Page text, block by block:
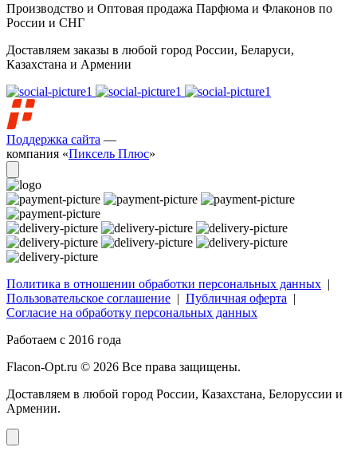
Производство и Оптовая продажа Парфюма и Флаконов по
России и СНГ
Доставляем заказы в любой город России, Беларуси,
Казахстана и Армении
Поддержка сайта —
компания «Пиксель Плюс»
Политика в отношении обработки персональных данных |
Пользовательское соглашение | Публичная оферта |
Согласие на обработку персональных данных
Работаем с 2016 года
Flacon-Opt.ru © 2026 Все права защищены.
Доставляем в любой город России, Казахстана, Белоруссии и
Армении.